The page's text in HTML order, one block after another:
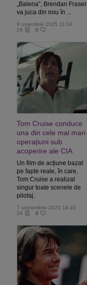
„Balena”, Brendan Fraser
va juca din nou în ...
9 noiembrie 2025 11:04
29
0
Tom Cruise conduce
una din cele mai mari
operațiuni sub
acoperire ale CIA
Un film de acțiune bazat
pe fapte reale, în care,
Tom Cruise a realizat
singur toate scenele de
pilotaj.
7 septembrie 2025 16:49
24
0